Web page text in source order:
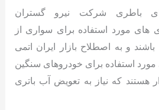
باطری شرکت نیرو گستران
های مورد استفاده برای سواری از
و به اصطلاح بازار ایران اتمی
استفاده برای خودروهای سنگین
هستند که نیاز به تعویض آب باتری